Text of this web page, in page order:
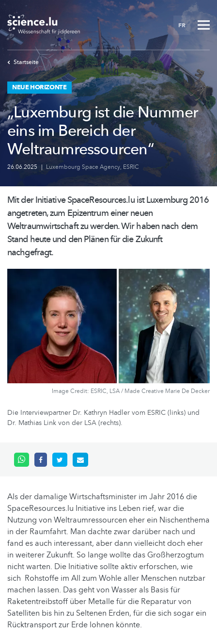
Skip
main
content
FR
Startseite
NEUE HORIZONTE
„Luxemburg ist die Nummer
eins im Bereich der
Weltraumressourcen“
26.06.2025 | Luxembourg Space Agency, ESRIC
Mit der InitiativeSpaceResources.luist Luxemburg 2016
angetreten, zum Epizentrum einer neuen
Weltraumwirtschaftzu werden. Wir haben nach dem
Stand heute und den Plänen für die Zukunft
nachgefragt.
Image Credit: ESRIC, LSA / Made Creative Marie De Decker
Die Interviewpartner Dr. Kathryn Hadler vom ESRIC (links) und
Dr. Mathias Link von der LSA (rechts).
Als der damalige Wirtschaftsminister im Jahr 2016 die
SpaceResources.lu Initiative ins Leben rief, war die
Nutzung von Weltraumressourcen eher ein Nischenthema
in der Raumfahrt. Man dachte zwar darüber nach und
fand es auch interessant, aber dann vielleicht doch eher
in weiterer Zukunft. So lange wollte das Großherzogtum
nicht warten. Die Initiative sollte aktiv erforschen, wie
sich Rohstoffe im All zum Wohle aller Menschen nutzbar
machen lassen. Das geht von Wasser als Basis für
Raketentreibstoff über Metalle für die Reparatur von
Satelliten bis hin zu Seltenen Erden, für die sich sogar ein
Rücktransport zur Erde lohnen könnte.